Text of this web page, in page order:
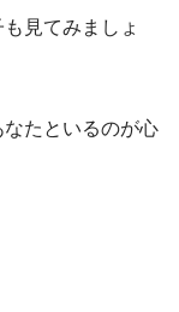
見てみましょ
たといるのが心